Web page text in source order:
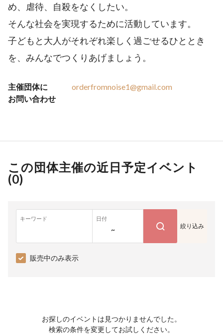
め、虐待、自殺をなくしたい。
そんな社会を実現するために活動しています。
子どもと大人がそれぞれ楽しく過ごせるひととき
を、みんなでつくりあげましょう。
主催団体に
お問い合わせ
orderfromnoise1@gmail.com
この団体主催の近日予定イベント
(0)
キーワード 日付
~ 絞り込み
販売中のみ表示
お探しのイベントは見つかりませんでした。
検索の条件を変更してお試しください。